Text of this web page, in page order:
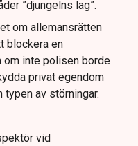
”djungelns lag”.
om allemansrätten
blockera en
om inte polisen borde
privat egendom
av störningar.
vid